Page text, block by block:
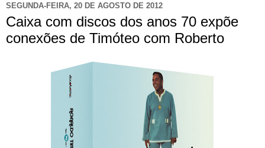
SEGUNDA-FEIRA, 20 DE AGOSTO DE 2012
Caixa com discos dos anos 70 expõe
conexões de Timóteo com Roberto